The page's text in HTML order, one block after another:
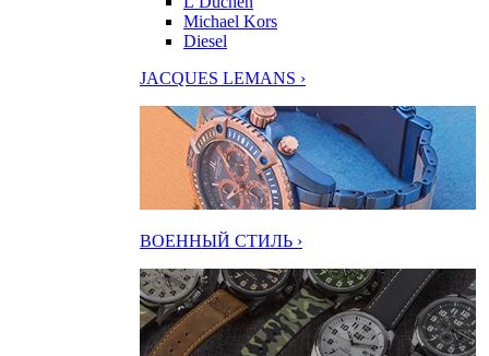
Michael Kors
Diesel
JACQUES LEMANS ›
ВОЕННЫЙ СТИЛЬ ›